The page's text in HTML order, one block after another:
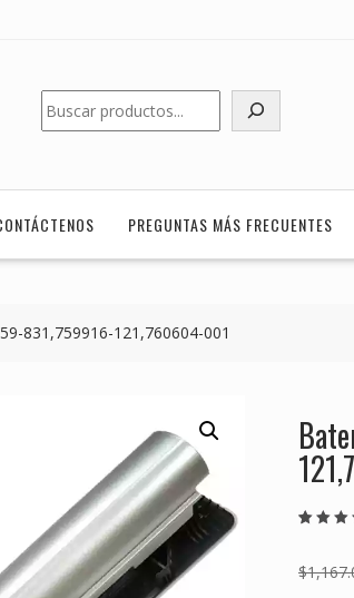
Buscar
PREGUNTAS MÁS FRECUENTES
831,759916-121,760604-001
basado
$